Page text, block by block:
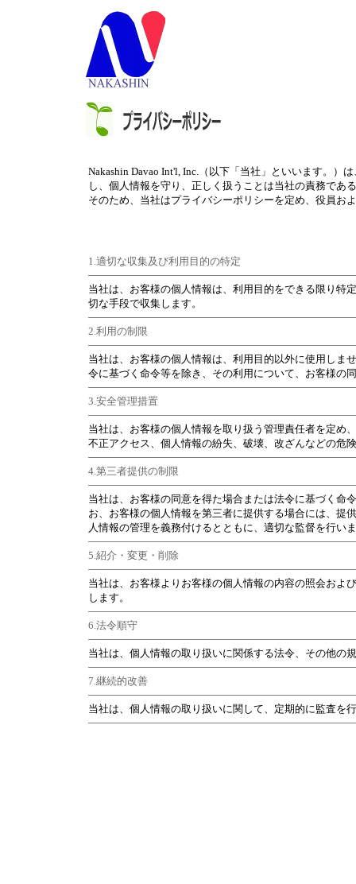
Nakashin Davao Int'l, Inc.（以下「当社」といいます。）
し、個人情報を守り、正しく扱うことは当社の責務であ
そのため、当社はプライバシーポリシーを定め、役員お
1.適切な収集及び利用目的の特定
当社は、お客様の個人情報は、利用目的をできる限り特
切な手段で収集します。
2.利用の制限
当社は、お客様の個人情報は、利用目的以外に使用しま
令に基づく命令等を除き、その利用について、お客様の
3.安全管理措置
当社は、お客様の個人情報を取り扱う管理責任者を定め
不正アクセス、個人情報の紛失、破壊、改ざんなどの危
4.第三者提供の制限
当社は、お客様の同意を得た場合または法令に基づく命
お、お客様の個人情報を第三者に提供する場合には、提
人情報の管理を義務付けるとともに、適切な監督を行い
5.紹介・変更・削除
当社は、お客様よりお客様の個人情報の内容の照会およ
します。
6.法令順守
当社は、個人情報の取り扱いに関係する法令、その他の
7.継続的改善
当社は、個人情報の取り扱いに関して、定期的に監査を